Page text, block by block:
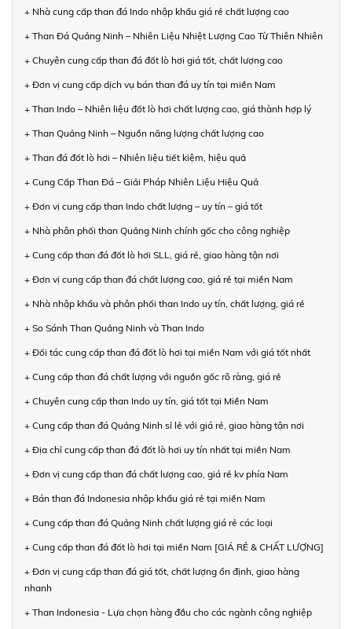
+ Nhà cung cấp than đá Indo nhập khẩu giá rẻ chất lượng cao
+ Than Đá Quảng Ninh – Nhiên Liệu Nhiệt Lượng Cao Từ Thiên Nhiên
+ Chuyên cung cấp than đá đốt lò hơi giá tốt, chất lượng cao
+ Đơn vị cung cấp dịch vụ bán than đá uy tín tại miền Nam
+ Than Indo – Nhiên liệu đốt lò hơi chất lượng cao, giá thành hợp lý
+ Than Quảng Ninh – Nguồn năng lượng chất lượng cao
+ Than đá đốt lò hơi – Nhiên liệu tiết kiệm, hiệu quả
+ Cung Cấp Than Đá – Giải Pháp Nhiên Liệu Hiệu Quả
+ Đơn vị cung cấp than Indo chất lượng – uy tín – giá tốt
+ Nhà phân phối than Quảng Ninh chính gốc cho công nghiệp
+ Cung cấp than đá đốt lò hơi SLL, giá rẻ, giao hàng tận nơi
+ Đơn vị cung cấp than đá chất lượng cao, giá rẻ tại miền Nam
+ Nhà nhập khẩu và phân phối than Indo uy tín, chất lượng, giá rẻ
+ So Sánh Than Quảng Ninh và Than Indo
+ Đối tác cung cấp than đá đốt lò hơi tại miền Nam với giá tốt nhất
+ Cung cấp than đá chất lượng với nguồn gốc rõ ràng, giá rẻ
+ Chuyên cung cấp than Indo uy tín, giá tốt tại Miền Nam
+ Cung cấp than đá Quảng Ninh sỉ lẻ với giá rẻ, giao hàng tận nơi
+ Địa chỉ cung cấp than đá đốt lò hơi uy tín nhất tại miền Nam
+ Đơn vị cung cấp than đá chất lượng cao, giá rẻ kv phía Nam
+ Bán than đá Indonesia nhập khẩu giá rẻ tại miền Nam
+ Cung cấp than đá Quảng Ninh chất lượng giá rẻ các loại
+ Cung cấp than đá đốt lò hơi tại miền Nam [GIÁ RẺ & CHẤT LƯỢNG]
+ Đơn vị cung cấp than đá giá tốt, chất lượng ổn định, giao hàng
nhanh
+ Than Indonesia - Lựa chọn hàng đầu cho các ngành công nghiệp